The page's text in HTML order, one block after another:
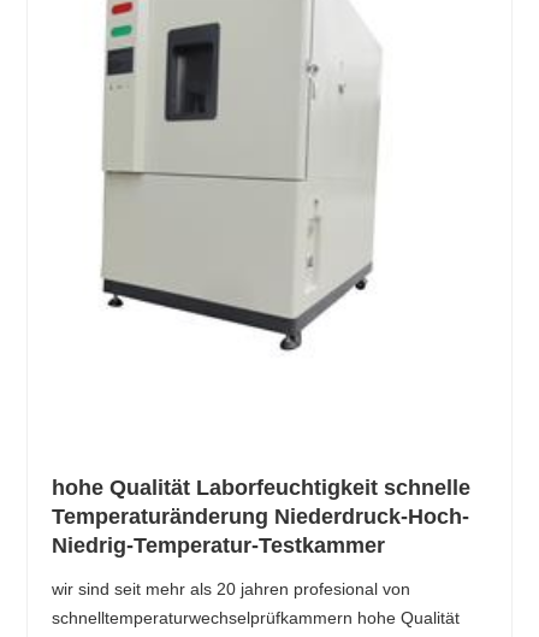
hohe Qualität Laborfeuchtigkeit schnelle
Temperaturänderung Niederdruck-Hoch-
Niedrig-Temperatur-Testkammer
wir sind seit mehr als 20 jahren profesional von
schnelltemperaturwechselprüfkammern hohe Qualität